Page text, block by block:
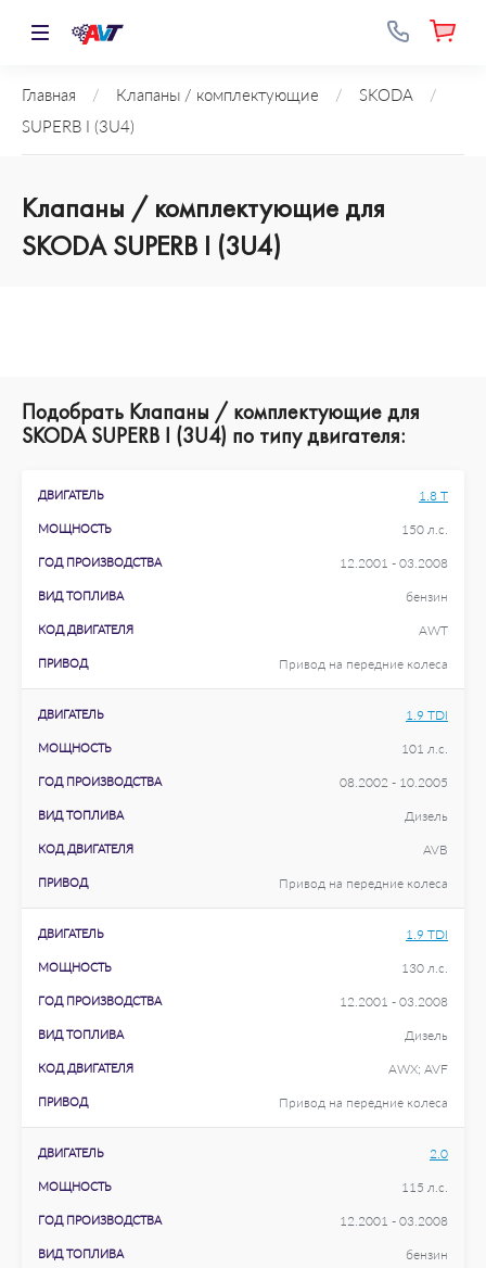
Главная / Клапаны / комплектующие / SKODA
/
SUPERB I (3U4)
Клапаны / комплектующие для
SKODA SUPERB I (3U4)
Подобрать Клапаны / комплектующие для
SKODA SUPERB I (3U4) по типу двигателя:
ДВИГАТЕЛЬ 1.8 T
МОЩНОСТЬ 150 л.с.
ГОД ПРОИЗВОДСТВА 12.2001 - 03.2008
ВИД ТОПЛИВА бензин
КОД ДВИГАТЕЛЯ AWT
ПРИВОД Привод на передние колеса
ДВИГАТЕЛЬ 1.9 TDI
МОЩНОСТЬ 101 л.с.
ГОД ПРОИЗВОДСТВА 08.2002 - 10.2005
ВИД ТОПЛИВА Дизель
КОД ДВИГАТЕЛЯ AVB
ПРИВОД Привод на передние колеса
ДВИГАТЕЛЬ 1.9 TDI
МОЩНОСТЬ 130 л.с.
ГОД ПРОИЗВОДСТВА 12.2001 - 03.2008
ВИД ТОПЛИВА Дизель
КОД ДВИГАТЕЛЯ AWX; AVF
ПРИВОД Привод на передние колеса
ДВИГАТЕЛЬ 2.0
МОЩНОСТЬ 115 л.с.
ГОД ПРОИЗВОДСТВА 12.2001 - 03.2008
ВИД ТОПЛИВА бензин